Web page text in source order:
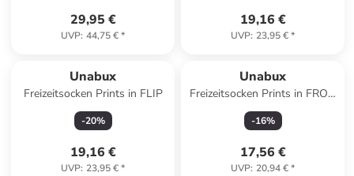
29,95 €
UVP: 44,75 €*
19,16 €
UVP: 23,95 €*
Unabux
Freizeitsocken Prints in FLIP
-20%
19,16 €
UVP: 23,95 €*
Unabux
Freizeitsocken Prints in FROG
PRINCE JUNIOR
-16%
17,56 €
UVP: 20,94 €*